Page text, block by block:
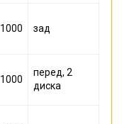
1000 зад
1000
перед, 2
диска